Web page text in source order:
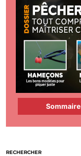
Sommaire
RECHERCHER